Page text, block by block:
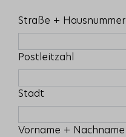
Straße + Hausnummer
Postleitzahl
Stadt
Vorname + Nachname